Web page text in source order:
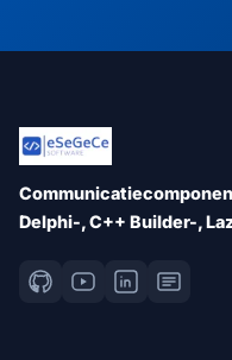
Delphi-, C++ Builder-,